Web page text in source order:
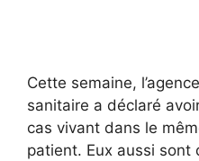
Cette semaine,
sanitaire a déclaré
cas vivant dans le
patient. Eux aussi sont